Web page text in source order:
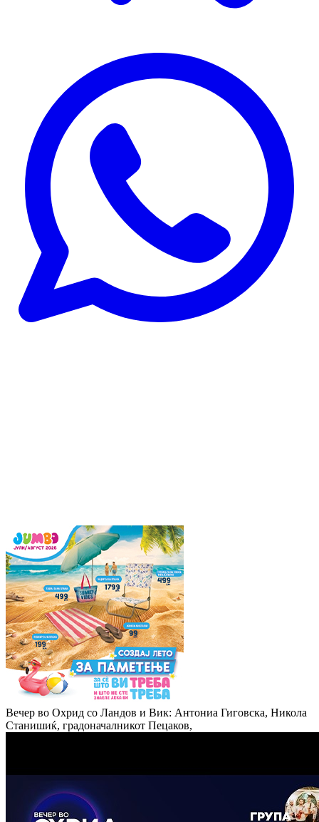
Вечер во Охрид со Ландов и Вик: Антониа Гиговска, Никола
Станишиќ, градоначалникот Пецаков,